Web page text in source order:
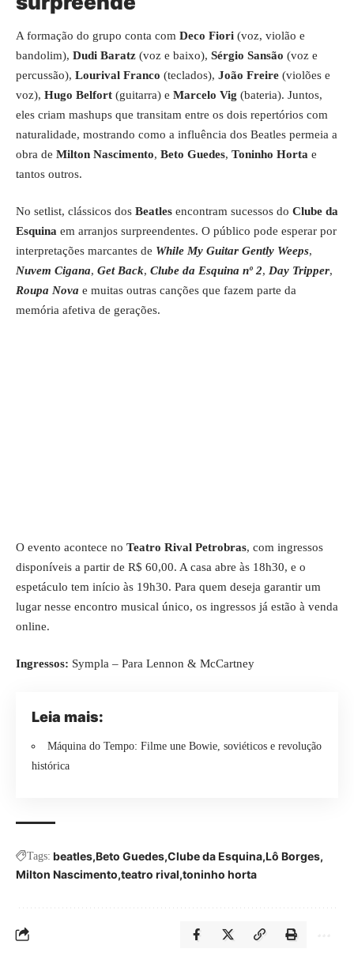
A formação do grupo conta com Deco Fiori (voz, violão e
bandolim), Dudi Baratz (voz e baixo), Sérgio Sansão (voz e
percussão), Lourival Franco (teclados), João Freire (violões e
voz), Hugo Belfort (guitarra) e Marcelo Vig (bateria). Juntos,
eles criam mashups que transitam entre os dois repertórios com
naturalidade, mostrando como a influência dos Beatles permeia a
obra de Milton Nascimento, Beto Guedes, Toninho Horta e
tantos outros.
No setlist, clássicos dos Beatles encontram sucessos do Clube da
Esquina em arranjos surpreendentes. O público pode esperar por
interpretações marcantes de While My Guitar Gently Weeps,
Nuvem Cigana, Get Back, Clube da Esquina nº 2, Day Tripper,
Roupa Nova e muitas outras canções que fazem parte da
memória afetiva de gerações.
O evento acontece no Teatro Rival Petrobras, com ingressos
disponíveis a partir de R$ 60,00. A casa abre às 18h30, e o
espetáculo tem início às 19h30. Para quem deseja garantir um
lugar nesse encontro musical único, os ingressos já estão à venda
online.
Ingressos: Sympla – Para Lennon & McCartney
Leia mais:
Máquina do Tempo: Filme une Bowie, soviéticos e revolução
histórica
Tags: beatles Beto Guedes Clube da Esquina Lô Borges
Milton Nascimento teatro rival toninho horta